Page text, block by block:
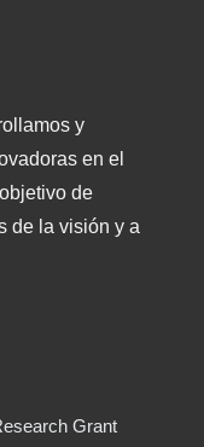
y
en el
de
de la visión y a
Grant